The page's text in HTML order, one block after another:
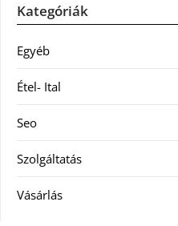
Kategóriák
Egyéb
Étel- Ital
Seo
Szolgáltatás
Vásárlás